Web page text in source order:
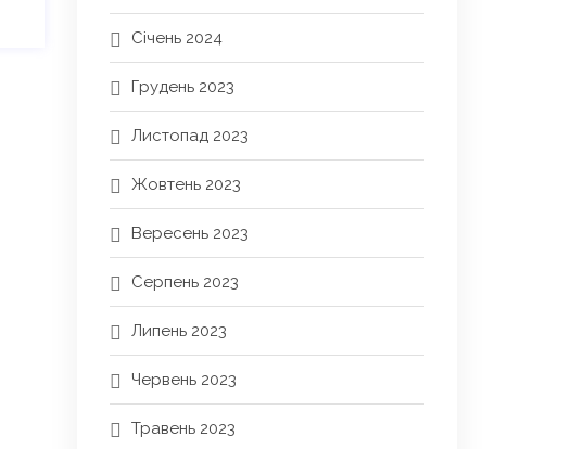
Січень 2024
Грудень 2023
Листопад 2023
Жовтень 2023
Вересень 2023
Серпень 2023
Липень 2023
Червень 2023
Травень 2023